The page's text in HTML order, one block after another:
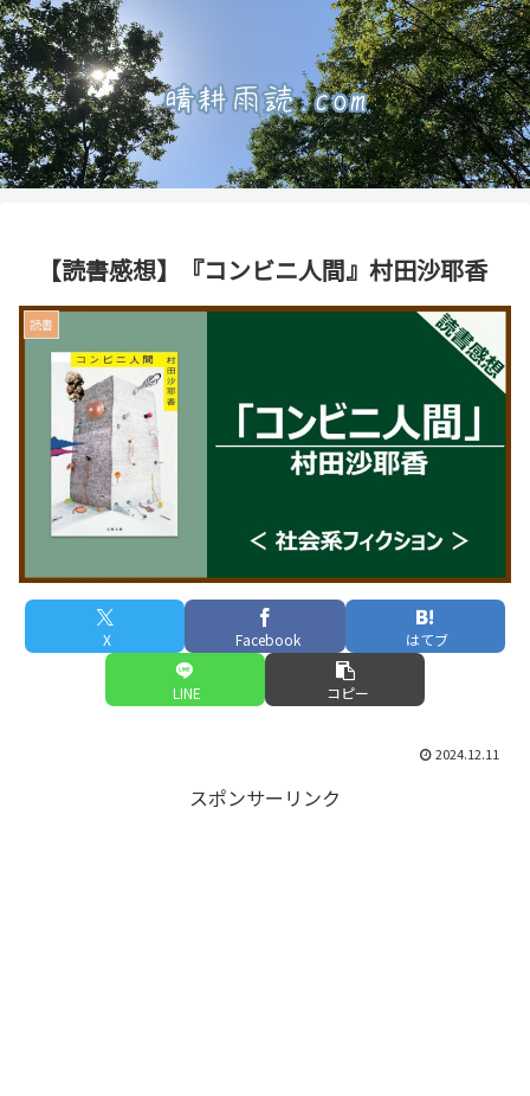
【読書感想】『コンビニ人間』村田沙耶香
読書
X Facebook はてブ
LINE コピー
2024.12.11
スポンサーリンク